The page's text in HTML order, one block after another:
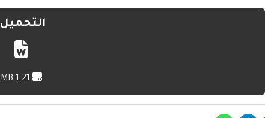
التحميل